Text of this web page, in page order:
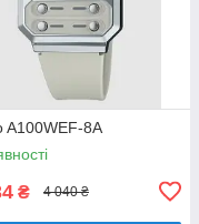
A100WEF-8A
₴ 4 040 ₴